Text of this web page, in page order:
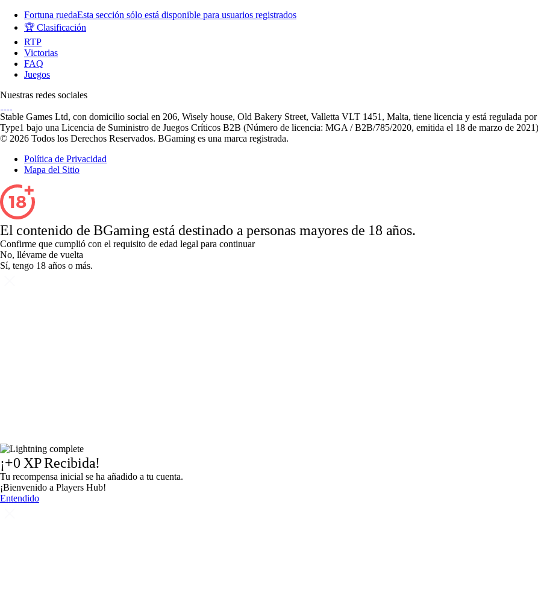
Fortuna ruedaEsta sección sólo está disponible para usuarios registrados
🏆 Clasificación
RTP
Victorias
FAQ
Juegos
Nuestras redes sociales
Stable Games Ltd, con domicilio social en 206, Wisely house, Old Bakery Street, Valletta VLT 1451, Malta, tiene licencia y está regulada
Type1 bajo una Licencia de Suministro de Juegos Críticos B2B (Número de licencia: MGA / B2B/785/2020, emitida el 18 de marzo de
© 2026 Todos los Derechos Reservados. BGaming es una marca registrada.
Política de Privacidad
Mapa del Sitio
El contenido de BGaming está destinado a personas mayores de 18 años.
Confirme que cumplió con el requisito de edad legal para continuar
No, llévame de vuelta
Sí, tengo 18 años o más.
¡+0 XP Recibida!
Tu recompensa inicial se ha añadido a tu cuenta.
¡Bienvenido a Players Hub!
Entendido